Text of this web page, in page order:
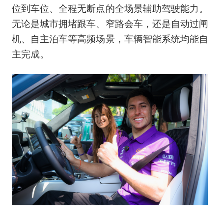
位到车位、全程无断点的全场景辅助驾驶能力。
无论是城市拥堵跟车、窄路会车，还是自动过闸
机、自主泊车等高频场景，车辆智能系统均能自
主完成。